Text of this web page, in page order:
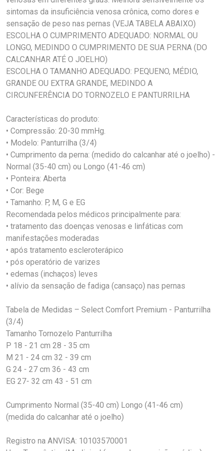
sintomas da insuficiência venosa crônica, como dores e
sensação de peso nas pernas (VEJA TABELA ABAIXO)
ESCOLHA O CUMPRIMENTO ADEQUADO: NORMAL OU
LONGO, MEDINDO O CUMPRIMENTO DE SUA PERNA (DO
CALCANHAR ATÉ O JOELHO)
ESCOLHA O TAMANHO ADEQUADO: PEQUENO, MÉDIO,
GRANDE OU EXTRA GRANDE, MEDINDO A
CIRCUNFERÊNCIA DO TORNOZELO E PANTURRILHA
Características do produto:
• Compressão: 20-30 mmHg.
• Modelo: Panturrilha (3/4)
• Cumprimento da perna: (medido do calcanhar até o joelho) -
Normal (35-40 cm) ou Longo (41-46 cm)
• Ponteira: Aberta
• Cor: Bege
• Tamanho: P, M, G e EG
Recomendada pelos médicos principalmente para:
• tratamento das doenças venosas e linfáticas com
manifestações moderadas
• após tratamento escleroterápico
• pós operatório de varizes
• edemas (inchaços) leves
• alívio da sensação de fadiga (cansaço) nas pernas
Tabela de Medidas – Select Comfort Premium - Panturrilha
(3/4)
Tamanho Tornozelo Panturrilha
P 18 - 21 cm 28 - 35 cm
M 21 - 24 cm 32 - 39 cm
G 24 - 27 cm 36 - 43 cm
EG 27- 32 cm 43 - 51 cm
Cumprimento Normal (35-40 cm) Longo (41-46 cm)
(medida do calcanhar até o joelho)
Registro na ANVISA: 10103570001